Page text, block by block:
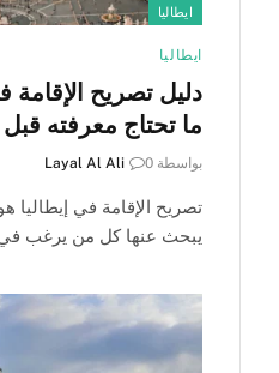
ايطاليا
ايطاليا
ما تحتاج معرفته قبل
بواسطة Layal Al Ali 0
تصريح الإقامة في إيطاليا
يبحث عنها كل من يرغب في